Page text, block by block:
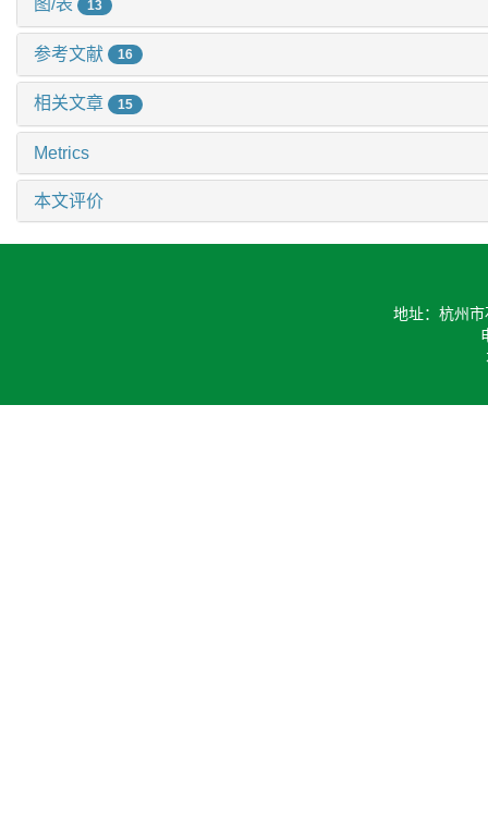
13
参考文献 16
相关文章 15
Metrics
本文评价
地址：杭州